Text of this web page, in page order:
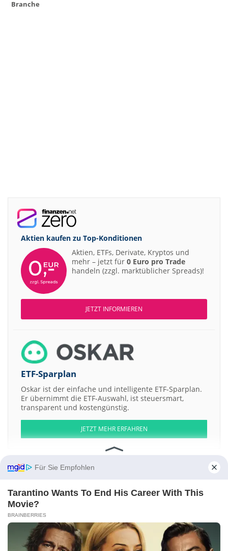
Branche
Aktien kaufen zu Top-Konditionen
Aktien, ETFs, Derivate, Kryptos und
mehr – jetzt für 0 Euro pro Trade
handeln (zzgl. marktüblicher Spreads)!
JETZT INFORMIEREN
ETF-Sparplan
Oskar ist der einfache und intelligente ETF-Sparplan.
Er übernimmt die ETF-Auswahl, ist steuersmart,
transparent und kostengünstig.
JETZT MEHR ERFAHREN
Aktien ATX DAX EuroStoxx 50 Dow Jones NASDAQ 100 Nikkei 225
S&P 500
YPB Group INNIO Otis Gallery LLC Membership Units Gallery Drop
Series -058- Sinopep Allsino Bio Pharmaceutical a
Jiangsu Changling
Hydraulic a
Für Sie Empfohlen
Tarantino Wants To End His Career With This
Movie?
BRAINBERRIES